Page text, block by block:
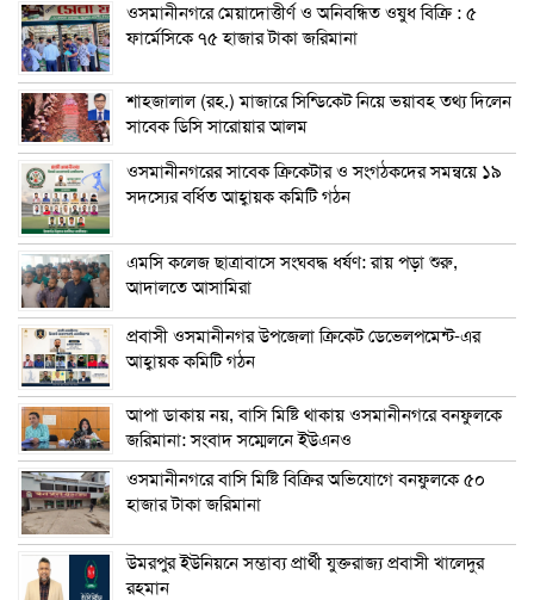
ওসমানীনগরে মেয়াদোত্তীর্ণ ও অনিবন্ধিত ওষুধ বিক্রি : ৫
ফার্মেসিকে ৭৫ হাজার টাকা জরিমানা
শাহজালাল (রহ.) মাজারে সিন্ডিকেট নিয়ে ভয়াবহ তথ্য দিলেন
সাবেক ডিসি সারোয়ার আলম
ওসমানীনগরের সাবেক ক্রিকেটার ও সংগঠকদের সমন্বয়ে ১৯
সদস্যের বর্ধিত আহ্বায়ক কমিটি গঠন
এম‌সি কলেজ ছাত্রাবাসে সংঘবদ্ধ ধর্ষণ: রায় পড়া শুরু,
আদালতে আসামিরা
প্রবাসী ওসমানীনগর উপজেলা ক্রিকেট ডেভেলপমেন্ট-এর
আহ্বায়ক কমিটি গঠন
আপা ডাকায় নয়, বাসি মিষ্টি থাকায় ওসমানীনগরে বনফুলকে
জরিমানা: সংবাদ সম্মেলনে ইউএনও
ওসমানীনগরে বাসি মিষ্টি বিক্রির অভিযোগে বনফুলকে ৫০
হাজার টাকা জরিমানা
উমরপুর ইউনিয়নে সম্ভাব্য প্রার্থী যুক্তরাজ্য প্রবাসী খালেদুর
রহমান